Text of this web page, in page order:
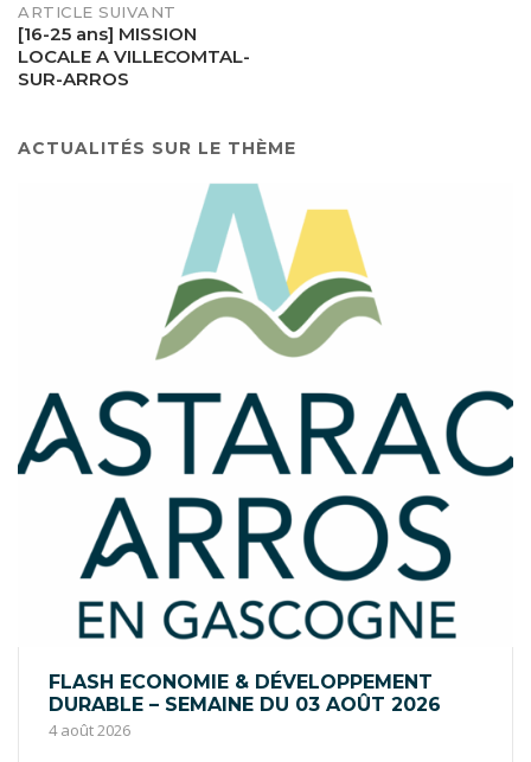
ARTICLE SUIVANT
[16-25 ans] MISSION
LOCALE A VILLECOMTAL-
SUR-ARROS
ACTUALITÉS SUR LE THÈME
FLASH ECONOMIE & DÉVELOPPEMENT
DURABLE – SEMAINE DU 03 AOÛT 2026
4 août 2026